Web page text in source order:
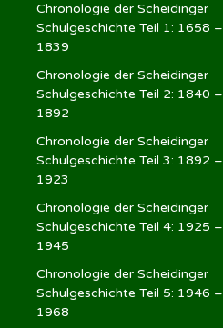
Chronologie der Scheidinger
Schulgeschichte Teil 1: 1658 –
1839
Chronologie der Scheidinger
Schulgeschichte Teil 2: 1840 –
1892
Chronologie der Scheidinger
Schulgeschichte Teil 3: 1892 –
1923
Chronologie der Scheidinger
Schulgeschichte Teil 4: 1925 –
1945
Chronologie der Scheidinger
Schulgeschichte Teil 5: 1946 –
1968